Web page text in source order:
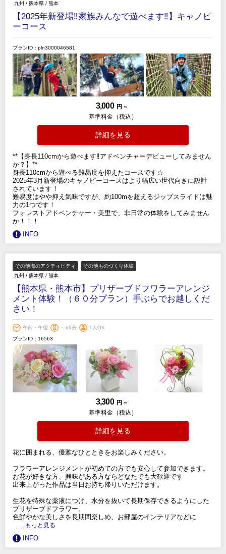
九州 / 熊本県 / 熊本
【2025年新登場‼︎家族みんなで遊べます‼︎】キャノピ
ーコース
プランID：pln3000046581
3,000 円 ～
基準料金（税込）
詳細を見る
**【身長110cmから遊べます‼︎アドベンチャーデビューしてみません
か？】**
身長110cmから遊べる難易度を抑えたコースです☆
2025年3月新登場のキャノピーコースはより幅広い世代向きに設計
されています！
難易度はやや抑え気味ですが、約100mを超えるジップスライドは魅
力の1つです！
フォレストアドベンチャー・美里で、非日常の体験をしてみません
か！！！
INFO
その他海のアクティビティ
その他ものづくり体験
九州 / 熊本県 / 熊本
【熊本県・熊本市】プリザーブドフワラーアレンジ
メント体験！（６０分プラン）手ぶらでお越しくだ
さい！
午前・午後 ～60分
1人OK
プランID：16563
3,300 円 ～
基準料金（税込）
詳細を見る
花に囲まれる、優雅なひとときをお楽しみください。
フラワーアレンジメントが初めての方でも安心して参加できます。
お花が好きな方、興味がある方ならどなたでも大歓迎です
出来上がった作品は当日お持ち帰りいただけます。
生花を特殊な薬液につけ、水分を抜いて長期保存できるようにした
プリザーブドフラワー。
色鮮やかな美しさを長期間楽しめ、お部屋のインテリアなどに
.....もっと見る
INFO